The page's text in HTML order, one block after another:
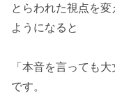
とらわれた視点を
ようになると
「本音を言っても
です。